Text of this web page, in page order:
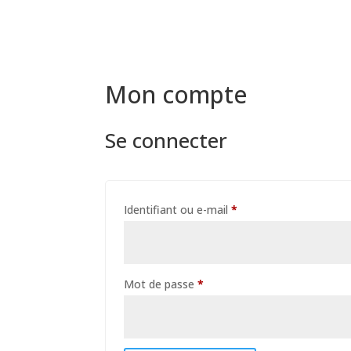
Mon compte
Se connecter
Identifiant ou e-mail*
Mot de passe*